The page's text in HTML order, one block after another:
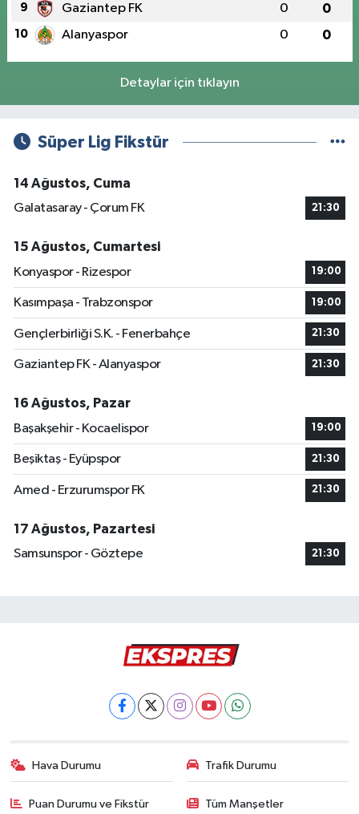
9 Gaziantep FK 0 0
10 Alanyaspor 0 0
Detaylar için tıklayın
Süper Lig Fikstür
14 Ağustos, Cuma
Galatasaray - Çorum FK
21:30
15 Ağustos, Cumartesi
Konyaspor - Rizespor
19:00
Kasımpaşa - Trabzonspor 19:00
Gençlerbirliği S.K. - Fenerbahçe 21:30
Gaziantep FK - Alanyaspor 21:30
16 Ağustos, Pazar
Başakşehir - Kocaelispor
19:00
Beşiktaş - Eyüpspor 21:30
Amed - Erzurumspor FK 21:30
17 Ağustos, Pazartesi
Samsunspor - Göztepe
21:30
Hava Durumu Trafik Durumu
Puan Durumu ve Fikstür Tüm Manşetler